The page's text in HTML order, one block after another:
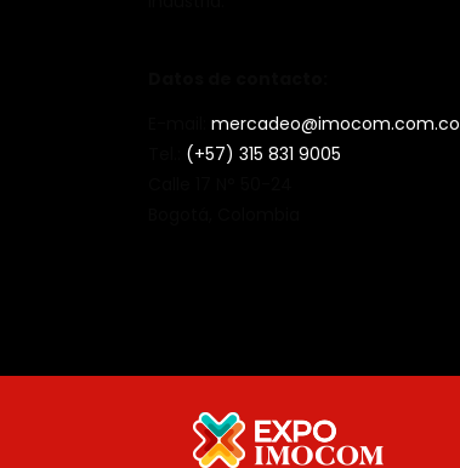
mercadeo@imocom.com.co
(+57) 315 831 9005